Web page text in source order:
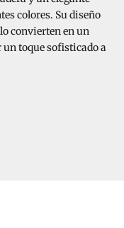
colores. Su diseño
convierten en un
toque sofisticado a